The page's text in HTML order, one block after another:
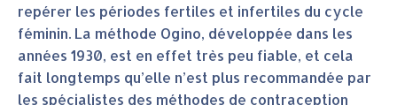
repérer les périodes fertiles et infertiles du cycle
féminin. La méthode Ogino, développée dans les
années 1930, est en effet très peu fiable, et cela
fait longtemps qu’elle n’est plus recommandée par
les spécialistes des méthodes de contraception